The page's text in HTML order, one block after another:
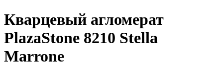
Кварцевый агломерат
PlazaStone 8210 Stella
Marrone